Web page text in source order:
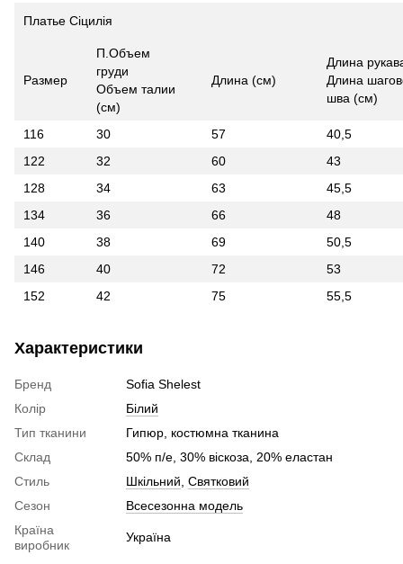
Платье Сіцилія
Размер
П.Объем
груди
Объем талии
(см)
Длина (см)
Длина
Длина
шва (см)
116 30 57
40,5
122
32 60
43
128
34 63
45,5
134
36 66
48
140
38 69
50,5
146
40 72
53
152
42 75 55,5
Характеристики
Бренд
Sofia Shelest
Колір
Білий
Тип тканини
Гипюр, костюмна тканина
Склад
50% п/е, 30% віскоза, 20% еластан
Стиль
Шкільний, Святковий
Сезон
Всесезонна модель
Країна
виробник
Україна